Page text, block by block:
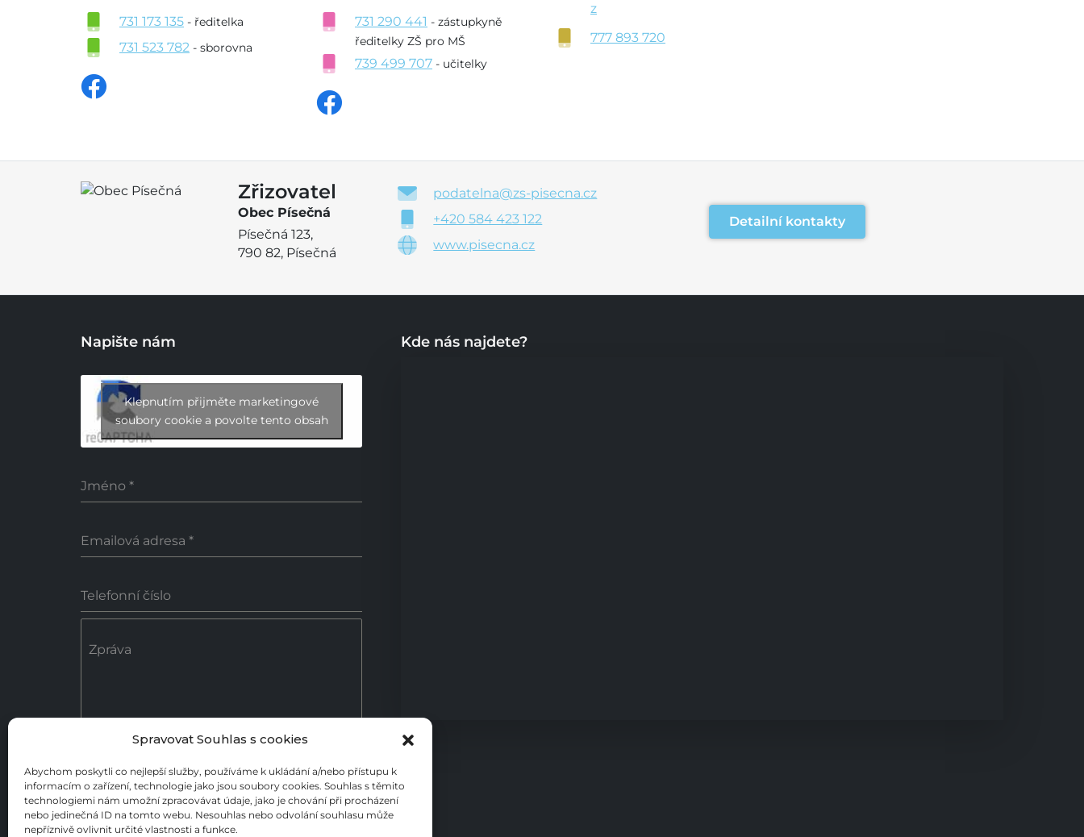
Spravovat Souhlas s cookies
Abychom poskytli co nejlepší služby, používáme k ukládání a/nebo přístupu k
informacím o zařízení, technologie jako jsou soubory cookies. Souhlas s těmito
technologiemi nám umožní zpracovávat údaje, jako je chování při procházení
nebo jedinečná ID na tomto webu. Nesouhlas nebo odvolání souhlasu může
nepříznivě ovlivnit určité vlastnosti a funkce.
731 173 135 - ředitelka
731 523 782 - sborovna
731 290 441 - zástupkyně
ředitelky ZŠ pro MŠ
739 499 707 - učitelky
z
777 893 720
Zřizovatel
Obec Písečná
Písečná 123,
790 82, Písečná
podatelna@zs-pisecna.cz
+420 584 423 122
www.pisecna.cz
Detailní kontakty
Napište nám
Klepnutím přijměte marketingové
soubory cookie a povolte tento obsah
Jméno *
Emailová adresa *
Telefonní číslo
Zpráva
Poslat zprávu
Kde nás najdete?